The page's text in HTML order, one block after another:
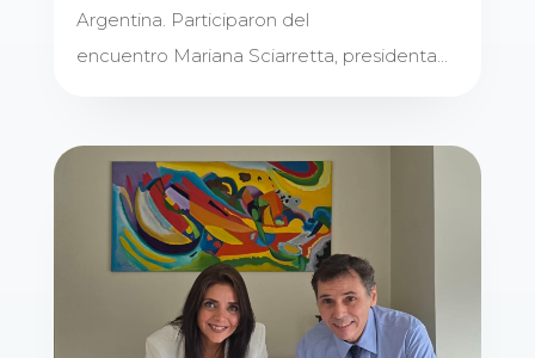
Argentina. Participaron del
encuentro Mariana Sciarretta, presidenta...